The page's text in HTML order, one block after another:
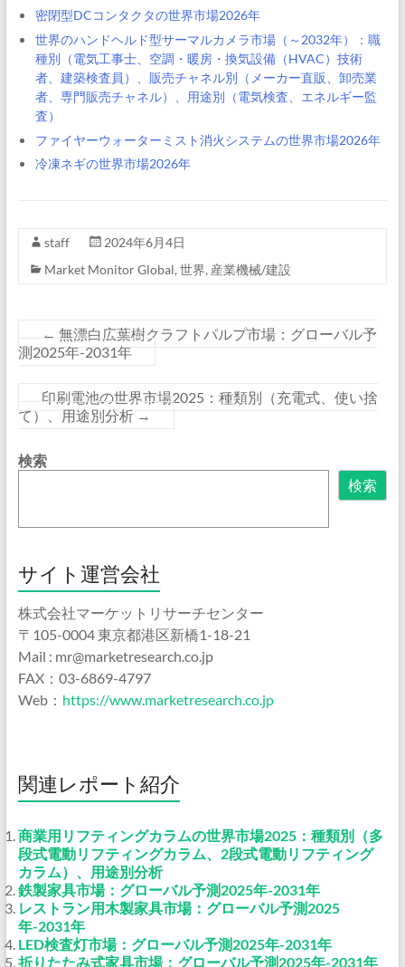
密閉型DCコンタクタの世界市場2026年
世界のハンドヘルド型サーマルカメラ市場（～2032年）：職
種別（電気工事士、空調・暖房・換気設備（HVAC）技術
者、建築検査員）、販売チャネル別（メーカー直販、卸売業
者、専門販売チャネル）、用途別（電気検査、エネルギー監
査）
ファイヤーウォーターミスト消火システムの世界市場2026年
冷凍ネギの世界市場2026年
staff
2024年6月4日
Market Monitor Global, 世界, 産業機械/建設
← 無漂白広葉樹クラフトパルプ市場：グローバル予
測2025年-2031年
印刷電池の世界市場2025：種類別（充電式、使い捨
て）、用途別分析 →
検索
検索
サイト運営会社
株式会社マーケットリサーチセンター
〒105-0004 東京都港区新橋1-18-21
Mail : mr@marketresearch.co.jp
FAX：03-6869-4797
Web： https://www.marketresearch.co.jp
関連レポート紹介
商業用リフティングカラムの世界市場2025：種類別（多
段式電動リフティングカラム、2段式電動リフティング
カラム）、用途別分析
鉄製家具市場：グローバル予測2025年-2031年
レストラン用木製家具市場：グローバル予測2025
年-2031年
LED検査灯市場：グローバル予測2025年-2031年
折りたたみ式家具市場：グローバル予測2025年-2031年